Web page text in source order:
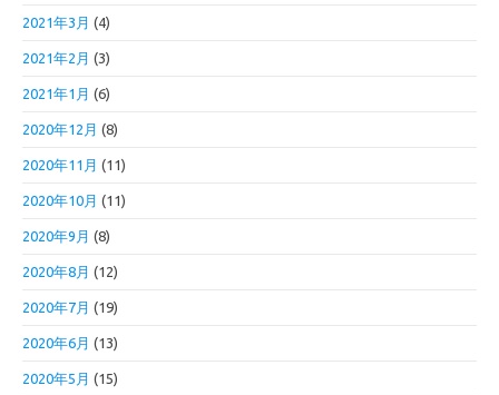
2021年3月 (4)
2021年2月 (3)
2021年1月 (6)
2020年12月 (8)
2020年11月 (11)
2020年10月 (11)
2020年9月 (8)
2020年8月 (12)
2020年7月 (19)
2020年6月 (13)
2020年5月 (15)